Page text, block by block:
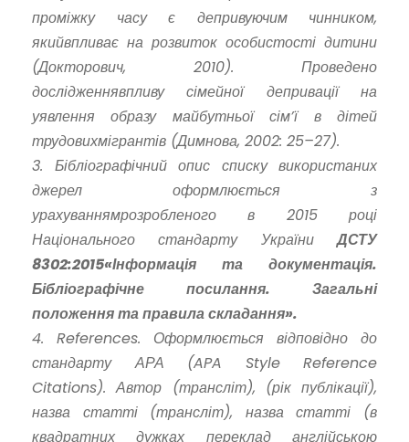
проміжку часу є депривуючим чинником,
якийвпливає на розвиток особистості дитини
(Докторович, 2010). Проведено
дослідженнявпливу сімейної депривації на
уявлення образу майбутньої сім’ї в дітей
трудовихмігрантів (Димнова, 2002: 25–27).
3. Бібліографічний опис списку використаних
джерел оформлюється з
урахуваннямрозробленого в 2015 році
Національного стандарту УкраїниДСТУ
8302:2015«Інформація та документація.
Бібліографічне посилання. Загальні
положення та правила складання».
4. References. Оформлюється відповідно до
стандарту АРА (APA Style Reference
Citations). Автор (трансліт), (рік публікації),
назва статті (трансліт), назва статті (в
квадратних дужках переклад англійською